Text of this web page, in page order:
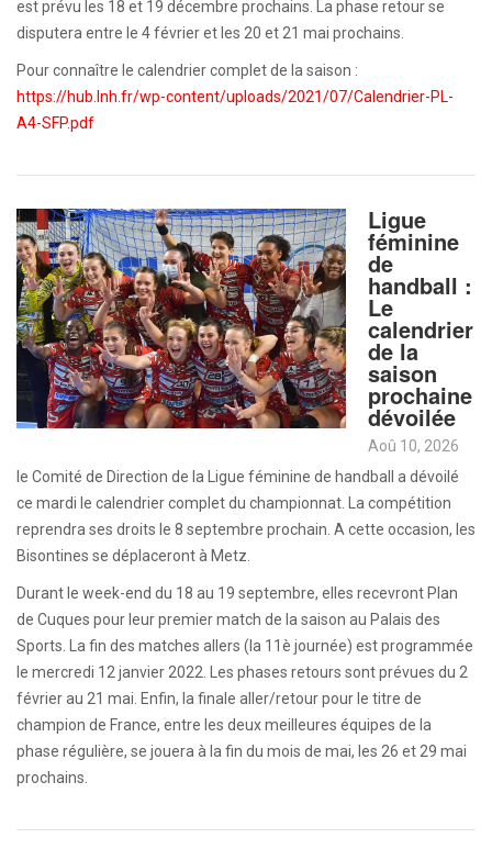
est prévu les 18 et 19 décembre prochains. La phase retour se
disputera entre le 4 février et les 20 et 21 mai prochains.
Pour connaître le calendrier complet de la saison :
https://hub.lnh.fr/wp-content/uploads/2021/07/Calendrier-PL-
A4-SFP.pdf
Ligue
féminine
de
handball :
Le
calendrier
de la
saison
prochaine
dévoilée
Aoû 10, 2026
le Comité de Direction de la Ligue féminine de handball a dévoilé
ce mardi le calendrier complet du championnat. La compétition
reprendra ses droits le 8 septembre prochain. A cette occasion, les
Bisontines se déplaceront à Metz.
Durant le week-end du 18 au 19 septembre, elles recevront Plan
de Cuques pour leur premier match de la saison au Palais des
Sports. La fin des matches allers (la 11è journée) est programmée
le mercredi 12 janvier 2022. Les phases retours sont prévues du 2
février au 21 mai. Enfin, la finale aller/retour pour le titre de
champion de France, entre les deux meilleures équipes de la
phase régulière, se jouera à la fin du mois de mai, les 26 et 29 mai
prochains.